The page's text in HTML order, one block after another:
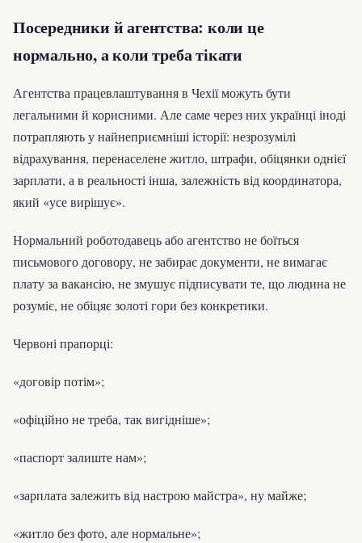
Посередники й агентства: коли це
нормально, а коли треба тікати
Агентства працевлаштування в Чехії можуть бути
легальними й корисними. Але саме через них українці іноді
потрапляють у найнеприємніші історії: незрозумілі
відрахування, перенаселене житло, штрафи, обіцянки однієї
зарплати, а в реальності інша, залежність від координатора,
який «усе вирішує».
Нормальний роботодавець або агентство не боїться
письмового договору, не забирає документи, не вимагає
плату за вакансію, не змушує підписувати те, що людина не
розуміє, не обіцяє золоті гори без конкретики.
Червоні прапорці:
«договір потім»;
«офіційно не треба, так вигідніше»;
«паспорт залиште нам»;
«зарплата залежить від настрою майстра», ну майже;
«житло без фото, але нормальне»;